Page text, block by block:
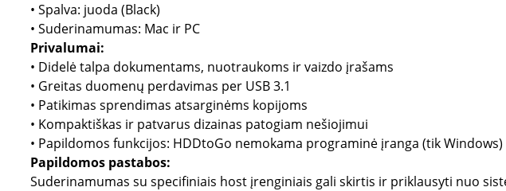
• Spalva: juoda (Black)
• Suderinamumas: Mac ir PC
Privalumai:
• Didelė talpa dokumentams, nuotraukoms ir vaizdo įrašams
• Greitas duomenų perdavimas per USB 3.1
• Patikimas sprendimas atsarginėms kopijoms
• Kompaktiškas ir patvarus dizainas patogiam nešiojimui
• Papildomos funkcijos: HDDtoGo nemokama programinė įranga (tik Windows)
Papildomos pastabos:
Suderinamumas su specifiniais host įrenginiais gali skirtis ir priklausyti nuo